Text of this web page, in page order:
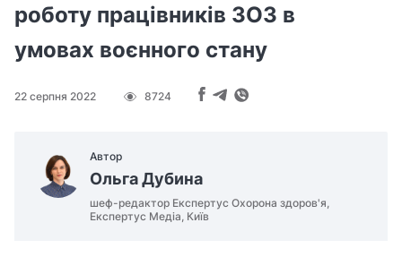
роботу працівників ЗОЗ в
умовах воєнного стану
22 серпня 2022 8724
Автор
Ольга Дубина
шеф-редактор Експертус Охорона здоров'я,
Експертус Медіа, Київ
о
ж
н